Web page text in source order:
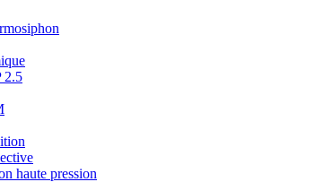
2.5
haute pression